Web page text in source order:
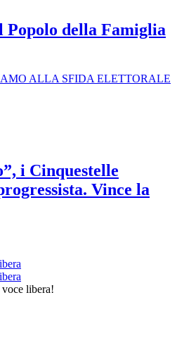
della Famiglia
ALLA SFIDA ELETTORALE
i Cinquestelle
Vince la
libera!